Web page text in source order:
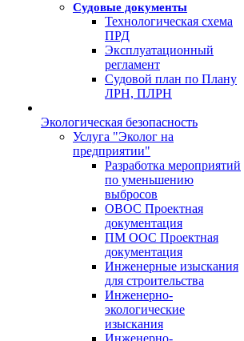
Судовые документы
Технологическая схема
ПРД
Эксплуатационный
регламент
Судовой план по Плану
ЛРН, ПЛРН
Экологическая безопасность
Услуга "Эколог на
предприятии"
Разработка мероприятий
по уменьшению
выбросов
ОВОС Проектная
документация
ПМ ООС Проектная
документация
Инженерные изыскания
для строительства
Инженерно-
экологические
изыскания
Инженерно-